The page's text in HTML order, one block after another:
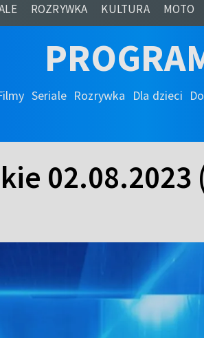
ROZRYWKA KULTURA MOTO
Seriale Rozrywka Dla dzieci
02.08.2023